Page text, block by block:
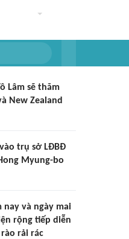
Lâm sẽ thăm
New Zealand
trụ sở LĐBĐ
Myung-bo
nay và ngày mai
rộng tiếp diễn
rải rác